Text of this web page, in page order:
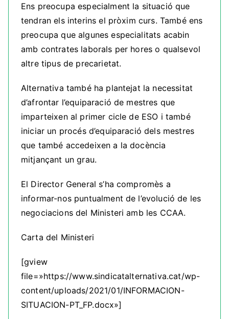
Ens preocupa especialment la situació que
tendran els interins el pròxim curs. També ens
preocupa que algunes especialitats acabin
amb contrates laborals per hores o qualsevol
altre tipus de precarietat.
Alternativa també ha plantejat la necessitat
d’afrontar l’equiparació de mestres que
imparteixen al primer cicle de ESO i també
iniciar un procés d’equiparació dels mestres
que també accedeixen a la docència
mitjançant un grau.
El Director General s’ha compromès a
informar-nos puntualment de l’evolució de les
negociacions del Ministeri amb les CCAA.
Carta del Ministeri
[gview
file=»https://www.sindicatalternativa.cat/wp-
content/uploads/2021/01/INFORMACION-
SITUACION-PT_FP.docx»]